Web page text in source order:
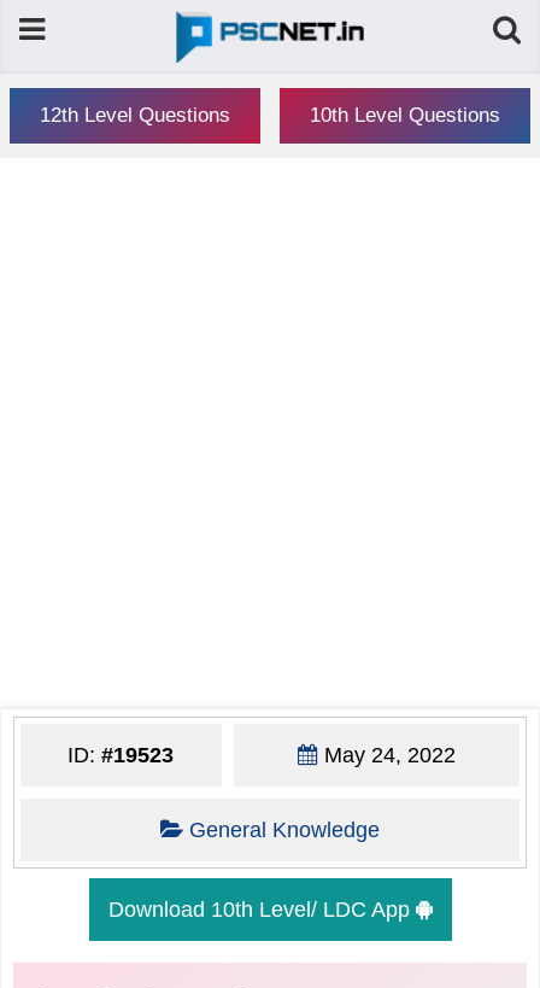
12th Level Questions 10th Level Questions
ID:#19523 May 24, 2022
General Knowledge
Download 10th Level/ LDC App